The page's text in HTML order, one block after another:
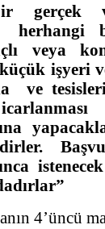
gerçek
herhangi
veya
işyeri
ve
4’üncü